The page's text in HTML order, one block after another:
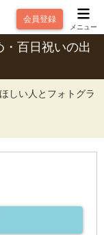
会員登録
メニュー
百日祝いの出
しい人とフォトグラ